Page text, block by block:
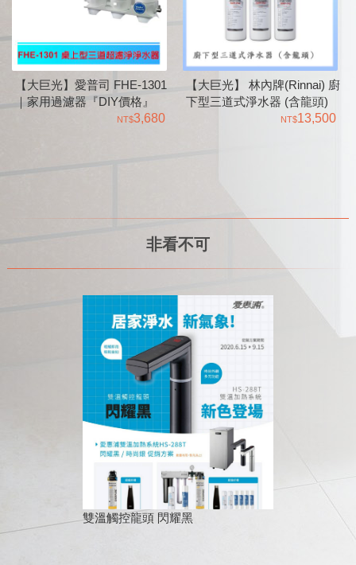
【大巨光】愛普司 FHE-1301
｜家用過濾器『DIY價格』
3,680
【大巨光】 林內牌(Rinnai) 廚
下型三道式淨水器 (含龍頭)
13,500
非看不可
雙溫觸控龍頭 閃耀黑